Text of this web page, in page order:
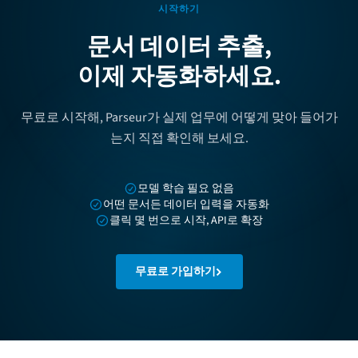
시작하기
문서 데이터 추출,
이제 자동화하세요.
무료로 시작해, Parseur가 실제 업무에 어떻게 맞아 들어가
는지 직접 확인해 보세요.
모델 학습 필요 없음
어떤 문서든 데이터 입력을 자동화
클릭 몇 번으로 시작, API로 확장
무료로 가입하기